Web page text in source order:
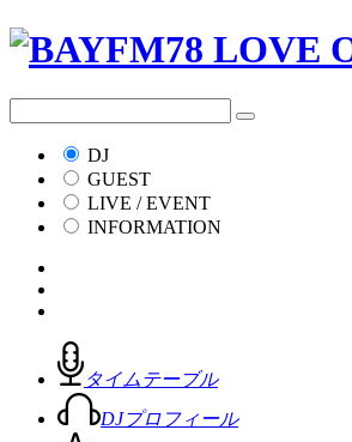
DJ
GUEST
LIVE / EVENT
INFORMATION
タイムテーブル
DJプロフィール